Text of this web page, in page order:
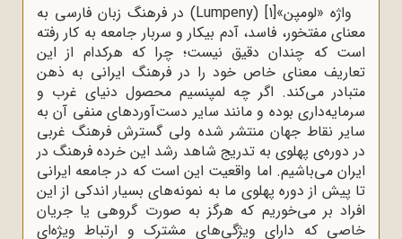
واژه «لومپن»[1]
(Lumpeny) در فرهنگ زبان فارسی به
معنای مفتخور، فاسد، آدم بیکار و سربار جامعه به کار رفته
است که چندان دقیق نیست؛ چرا که هرکدام از این
تعاریف معنای خاص خود را در فرهنگ ایرانی به ذهن
متبادر می‌کند. اگر چه لمپنسیم محصول دنیای غرب و
سرمایه‌داری بوده و مانند سایر دست‌آوردهای منفی آن به
سایر نقاط جهان منتشر شده ولی گسترش فرهنگ غربی
در دوره‌ی پهلوی به تدریج شاهد رشد این خرده فرهنگ در
ایران می‌باشیم. اما واقعیت این است که در جامعه ایرانی
تا پیش از دوره پهلوی ما به نمونه‌های بسیار اندکی از این
افراد بر می‌خوریم که هرگز به صورت گروهی یا جریان
خاصی که دارای ویژگی‌های مشترک و ارتباط ویژه‌ای